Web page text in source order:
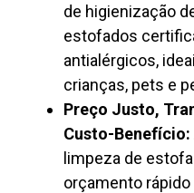
de higienização
estofados
antialérgicos,
crianças, pets e
Preço Justo,
Custo-Benefício:
limpeza de
orçamento